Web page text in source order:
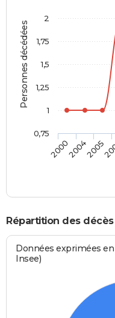
Personnes décédées
200020042005
0,75
1
1,25
1,5
1,75
2
Répartition des
Données exprimées
Insee)